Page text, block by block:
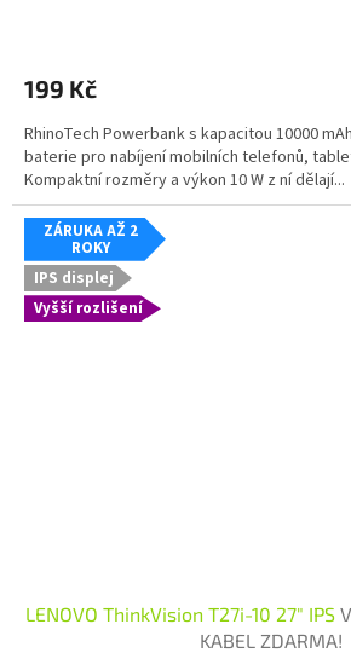
199 Kč
RhinoTech Powerbank s kapacitou 10000
baterie pro nabíjení mobilních telefonů,
Kompaktní rozměry a výkon 10 W z ní dělají...
ZÁRUKA AŽ 2
ROKY
IPS displej
Vyšší rozlišení
LENOVO ThinkVision T27i-10 27" IPS
KABEL ZDARMA!